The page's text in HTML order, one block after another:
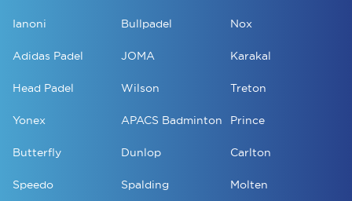
Ianoni Bullpadel Nox
Adidas Padel JOMA Karakal
Head Padel Wilson Treton
Yonex APACS Badminton Prince
Butterfly Dunlop Carlton
Speedo Spalding Molten